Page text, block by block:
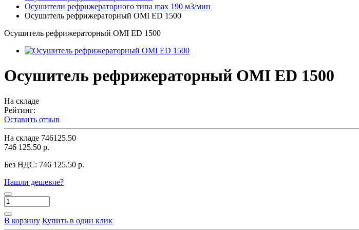
Осушители рефрижераторного типа max 190 м3/мин
Осушитель рефрижераторный OMI ЕD 1500
Осушитель рефрижераторный OMI ЕD 1500
Осушитель рефрижераторный OMI ЕD 1500
На складе
Рейтинг:
Оставить отзыв
На складе 746125.50
746 125.50 р.
Без НДС: 746 125.50 р.
Нашли дешевле?
В корзину Купить в один клик